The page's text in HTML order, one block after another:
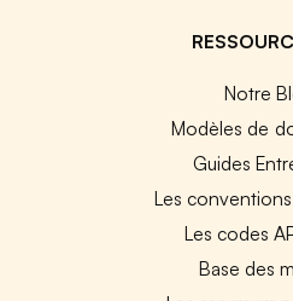
Notre
Modèles de
Guides
Les
Les codes
Base des